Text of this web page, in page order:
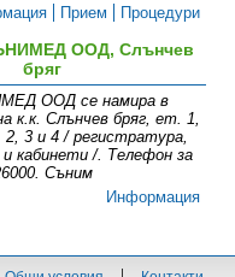
Прием Процедури
ООД, Слънчев
бряг
ООД се намира в
к.к. Слънчев бряг, ет. 1,
3 и 4 / регистратура,
и кабинети /. Телефон за
Съним
Информация